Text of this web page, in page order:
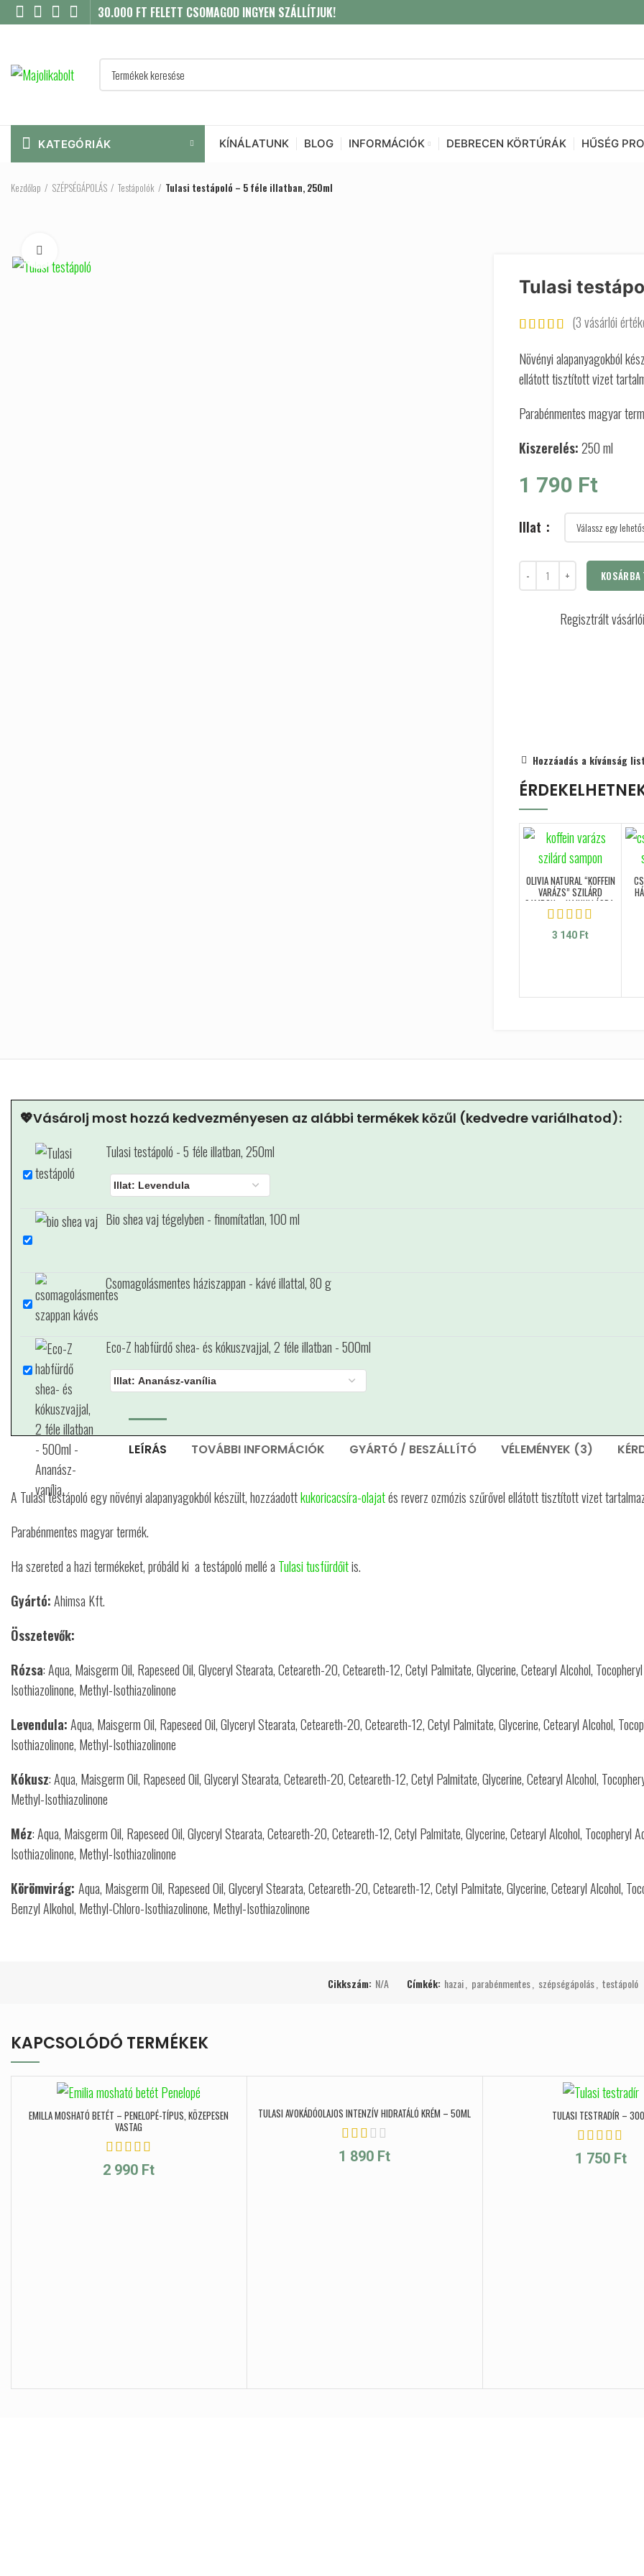
30.000 FT FELETT CSOMAGOD INGYEN SZÁLLÍTJUK!
KATEGÓRIÁK KÍNÁLATUNK BLOG INFORMÁCIÓK DEBRECEN KÖRTÚRÁK HŰSÉG
Kezdőlap SZÉPSÉGÁPOLÁS Testápolók Tulasi testápoló – 5 féle illatban, 250ml
Tulasi
(3vásárlói
Növényi alapanyagokból
ellátott tisztított vizet
Parabénmentes magyar
Kiszerelés:250 ml
1 790 Ft
Illat
KOSÁRBA
Regisztrált
Hozzáadás a kívánság
OLIVIA NATURAL “KOFFEIN
VARÁZS” SZILÁRD
SAMPON – HAJHULLÁSRA,
60 G
3 140 Ft
💖Vásárolj most hozzá kedvezményesen az alábbi termékek közűl (kedvedre variálhatod):
Tulasi testápoló - 5 féle illatban, 250ml
Bio shea vaj tégelyben - finomítatlan, 100 ml
Csomagolásmentes háziszappan - kávé illattal, 80 g
Eco-Z habfürdő shea- és kókuszvajjal, 2 féle illatban - 500ml
LEÍRÁS TOVÁBBI INFORMÁCIÓK GYÁRTÓ / BESZÁLLÍTÓ VÉLEMÉNYEK (3)
A Tulasi testápoló egy növényi alapanyagokból készült, hozzáadottkukoricacsíra-olajatés reverz ozmózis szűrővel ellátott tisztított vizet
Parabénmentes magyar termék.
Ha szereted a hazi termékeket, próbáld ki a testápoló mellé a Tulasi tusfürdőitis.
Gyártó:Ahimsa Kft.
Összetevők:
Rózsa: Aqua, Maisgerm Oil, Rapeseed Oil, Glyceryl Stearata, Ceteareth-20, Ceteareth-12, Cetyl Palmitate, Glycerine, Cetearyl Alcohol,
Isothiazolinone, Methyl-Isothiazolinone
Levendula:Aqua, Maisgerm Oil, Rapeseed Oil, Glyceryl Stearata, Ceteareth-20, Ceteareth-12, Cetyl Palmitate, Glycerine, Cetearyl Alcohol,
Isothiazolinone, Methyl-Isothiazolinone
Kókusz: Aqua, Maisgerm Oil, Rapeseed Oil, Glyceryl Stearata, Ceteareth-20, Ceteareth-12, Cetyl Palmitate, Glycerine, Cetearyl Alcohol,
Methyl-Isothiazolinone
Méz: Aqua, Maisgerm Oil, Rapeseed Oil, Glyceryl Stearata, Ceteareth-20, Ceteareth-12, Cetyl Palmitate, Glycerine, Cetearyl Alcohol, Tocopheryl
Isothiazolinone, Methyl-Isothiazolinone
Körömvirág: Aqua, Maisgerm Oil, Rapeseed Oil, Glyceryl Stearata, Ceteareth-20, Ceteareth-12, Cetyl Palmitate, Glycerine, Cetearyl Alcohol,
Benzyl Alkohol, Methyl-Chloro-Isothiazolinone, Methyl-Isothiazolinone
Cikkszám: N/A Címkék: hazai, parabénmentes, szépségápolás, testápoló
KAPCSOLÓDÓ TERMÉKEK
EMILLA MOSHATÓ BETÉT – PENELOPÉ-TÍPUS, KÖZEPESEN
VASTAG
2 990 Ft
TULASI AVOKÁDÓOLAJOS INTENZÍV HIDRATÁLÓ KRÉM – 50ML
1 890 Ft
TULASI TESTRADÍR –
1 750 Ft